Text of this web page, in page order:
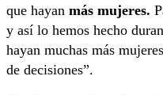
que hayan más mujeres.
y así lo hemos hecho
hayan muchas más
de decisiones”.